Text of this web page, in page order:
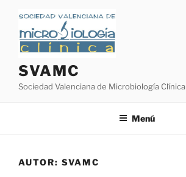
contenido
SVAMC
Sociedad Valenciana de Microbiología Clínica
Menú
AUTOR: SVAMC